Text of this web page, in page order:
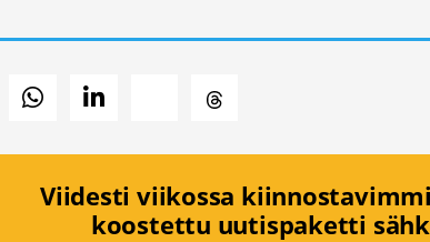
Viidesti viikossa
koostettu uutispaketti